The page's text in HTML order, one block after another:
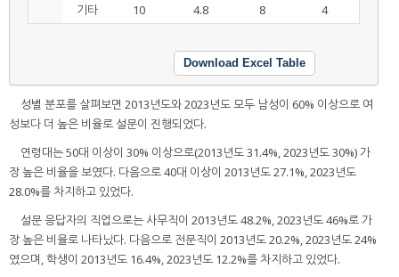
기타
10 4.8 8 4
Download Excel Table
성별 분포를 살펴보면 2013년도와 2023년도 모두 남성이 60% 이상으로 여
성보다 더 높은 비율로 설문이 진행되었다.
연령대는 50대 이상이 30% 이상으로(2013년도 31.4%, 2023년도 30%) 가
장 높은 비율을 보였다. 다음으로 40대 이상이 2013년도 27.1%, 2023년도
28.0%를 차지하고 있었다.
설문 응답자의 직업으로는 사무직이 2013년도 48.2%, 2023년도 46%로 가
장 높은 비율로 나타났다. 다음으로 전문직이 2013년도 20.2%, 2023년도 24%
였으며, 학생이 2013년도 16.4%, 2023년도 12.2%를 차지하고 있었다.